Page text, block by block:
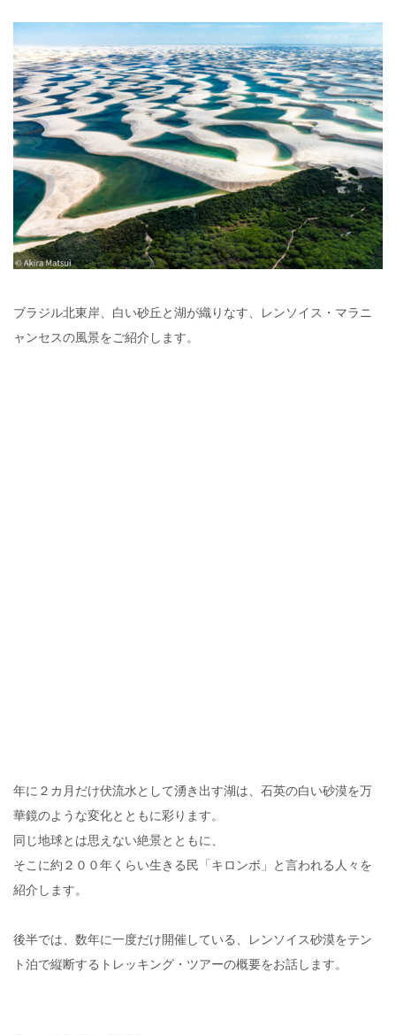
ブラジル北東岸、白い砂丘と湖が織りなす、レンソイス・マラニ
ャンセスの風景をご紹介します。
年に２カ月だけ伏流水として湧き出す湖は、石英の白い砂漠を万
華鏡のような変化とともに彩ります。
同じ地球とは思えない絶景とともに、
そこに約２００年くらい生きる民「キロンボ」と言われる人々を
紹介します。
後半では、数年に一度だけ開催している、レンソイス砂漠をテン
ト泊で縦断するトレッキング・ツアーの概要をお話します。